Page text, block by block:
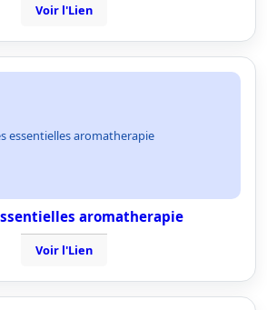
Voir l'Lien
essentielles aromatherapie
aromatherapie
Voir l'Lien